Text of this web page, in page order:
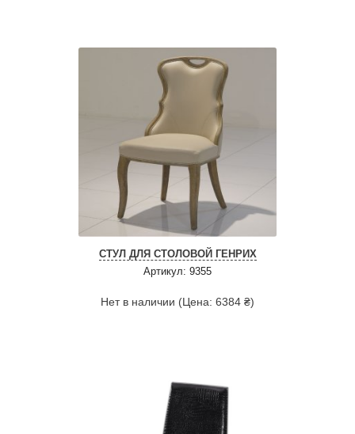
СТУЛ ДЛЯ СТОЛОВОЙ ГЕНРИХ
Артикул: 9355
Нет в наличии (Цена: 6384 ₴)